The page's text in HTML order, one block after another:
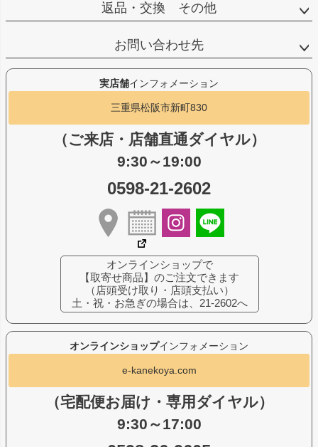
返品・交換 その他
お問い合わせ先
オンラインショップインフォメーション
e-kanekoya.com
（宅配便お届け・専用ダイヤル）
9:30～17:00
実店舗インフォメーション
三重県松阪市新町830
（ご来店・店舗直通ダイヤル）
9:30～19:00
0598-21-2602
オンラインショップで
【取寄せ商品】のご注文できます
（店頭受け取り・店頭支払い）
土・祝・お急ぎの場合は、21-2602へ